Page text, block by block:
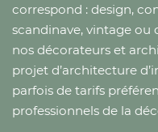
correspond : design,
scandinave, vintage ou
nos décorateurs et
projet d’architecture
parfois de tarifs
professionnels de la